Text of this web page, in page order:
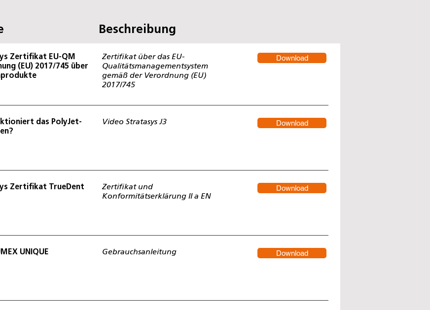
Beschreibung
Zertifikat EU-QM
(EU) 2017/745 über
Zertifikat über das EU-
Qualitätsmanagementsystem
gemäß der Verordnung (EU)
2017/745
Download
das PolyJet-
Video Stratasys J3 Download
Zertifikat TrueDent
Zertifikat und
Konformitätserklärung II a EN
Download
UNIQUE Gebrauchsanleitung Download